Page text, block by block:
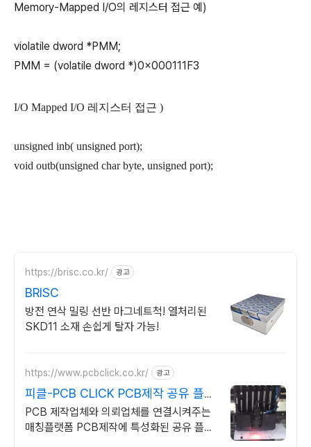
Memory-Mapped I/O의 레지스터 접근 예)
violatile dword *PMM;
PMM = (volatile dword *)0x000111F3
I/O Mapped I/O 레지스터 접근 )
unsigned inb( unsigned port);
void outb(unsigned char byte, unsigned port);
https://brisc.co.kr/ 광고
BRISC
방전 연삭 밀링 선반 마그네트척! 열처리된
SKD11 소재 손쉽게 탈자 가능!
https://www.pcbclick.co.kr/ 광고
피클-PCB CLICK PCB제작 공유 플랫
폼
PCB 제작업체와 의뢰업체를 연결시켜주는
매칭플랫폼 PCB제작에 특성화된 공유 플랫